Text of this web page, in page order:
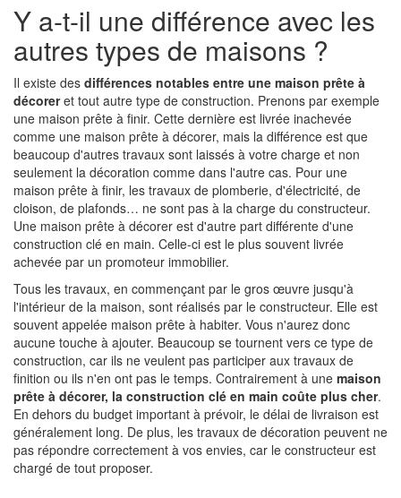
Y a-t-il une différence avec les
autres types de maisons ?
Il existe des différences notables entre une maison prête à
décoreret tout autre type de construction. Prenons par exemple
une maison prête à finir. Cette dernière est livrée inachevée
comme une maison prête à décorer, mais la différence est que
beaucoup d'autres travaux sont laissés à votre charge et non
seulement la décoration comme dans l'autre cas. Pour une
maison prête à finir, les travaux de plomberie, d'électricité, de
cloison, de plafonds… ne sont pas à la charge du constructeur.
Une maison prête à décorer est d'autre part différente d'une
construction clé en main. Celle-ci est le plus souvent livrée
achevée par un promoteur immobilier.
Tous les travaux, en commençant par le gros œuvre jusqu'à
l'intérieur de la maison, sont réalisés par le constructeur. Elle est
souvent appelée maison prête à habiter. Vous n'aurez donc
aucune touche à ajouter. Beaucoup se tournent vers ce type de
construction, car ils ne veulent pas participer aux travaux de
finition ou ils n'en ont pas le temps. Contrairement à une maison
prête à décorer, la construction clé en main coûte plus cher.
En dehors du budget important à prévoir, le délai de livraison est
généralement long. De plus, les travaux de décoration peuvent ne
pas répondre correctement à vos envies, car le constructeur est
chargé de tout proposer.